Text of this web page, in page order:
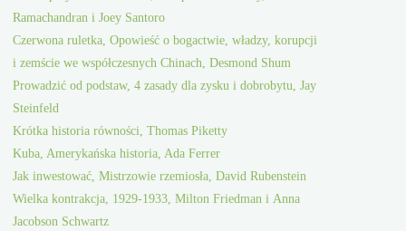
Ramachandran i Joey Santoro
Czerwona ruletka, Opowieść o bogactwie, władzy, korupcji
i zemście we współczesnych Chinach, Desmond Shum
Prowadzić od podstaw, 4 zasady dla zysku i dobrobytu, Jay
Steinfeld
Krótka historia równości, Thomas Piketty
Kuba, Amerykańska historia, Ada Ferrer
Jak inwestować, Mistrzowie rzemiosła, David Rubenstein
Wielka kontrakcja, 1929-1933, Milton Friedman i Anna
Jacobson Schwartz